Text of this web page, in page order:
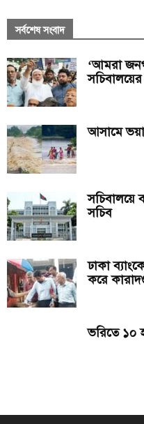
সর্বশেষ সংবাদ
‘আমরা
আসামে
সচিবালয়ে
সচিব
ঢাকা
করে
ভরিতে ১০